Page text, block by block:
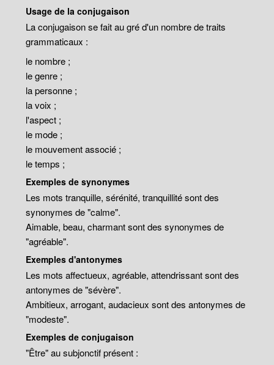
Usage de la conjugaison
La conjugaison se fait au gré d'un nombre de traits
grammaticaux :
le nombre ;
le genre ;
la personne ;
la voix ;
l'aspect ;
le mode ;
le mouvement associé ;
le temps ;
Exemples de synonymes
Les mots tranquille, sérénité, tranquillité sont des
synonymes de "calme".
Aimable, beau, charmant sont des synonymes de
"agréable".
Exemples d'antonymes
Les mots affectueux, agréable, attendrissant sont des
antonymes de "sévère".
Ambitieux, arrogant, audacieux sont des antonymes de
"modeste".
Exemples de conjugaison
"Être" au subjonctif présent :